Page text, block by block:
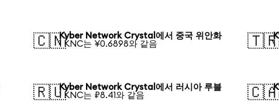
🇨🇳Kyber Network Crystal에서 중국 위안화
1 KNC는 ¥0.6898와 같음
🇷🇺Kyber Network Crystal에서 러시아 루블
1 KNC는 ₽8.41와 같음